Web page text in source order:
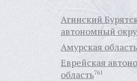
Агинский
автономный
Амурская область
Еврейская
область761